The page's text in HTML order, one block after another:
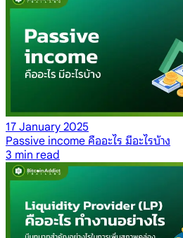
17 January 2025
Passive income คืออะไร มีอะไรบ้าง
3 min read